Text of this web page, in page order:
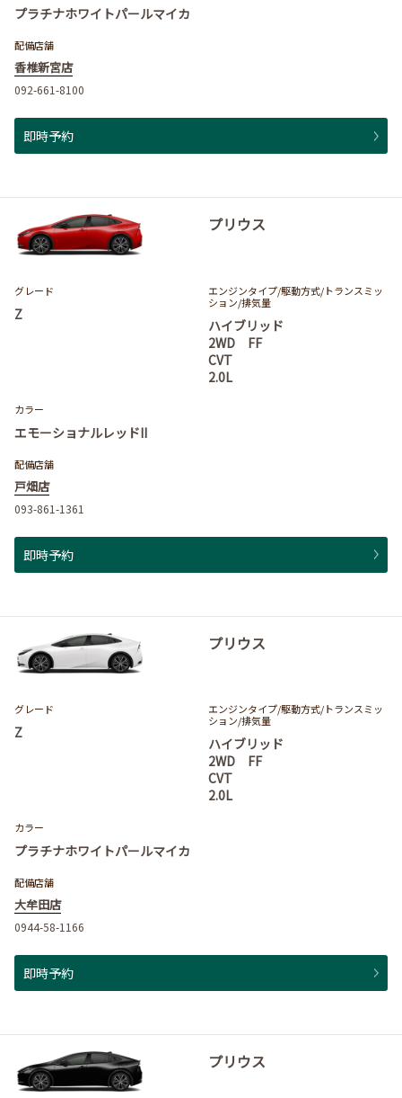
プラチナホワイトパールマイカ
配備店舗
香椎新宮店
092-661-8100
即時予約
プリウス
グレード
Z
エンジンタイプ/駆動方式/トランスミッ
ション/排気量
ハイブリッド
2WD FF
CVT
2.0L
カラー
エモーショナルレッドII
配備店舗
戸畑店
093-861-1361
即時予約
プリウス
グレード
Z
エンジンタイプ/駆動方式/トランスミッ
ション/排気量
ハイブリッド
2WD FF
CVT
2.0L
カラー
プラチナホワイトパールマイカ
配備店舗
大牟田店
0944-58-1166
即時予約
プリウス